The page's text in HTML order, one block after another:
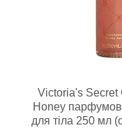
Victoria's Secret
Honey
для тіла 250 мл